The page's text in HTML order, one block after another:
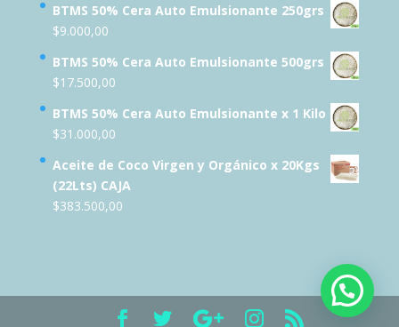
BTMS 50% Cera Auto Emulsionante 250grs
$9.000,00
BTMS 50% Cera Auto Emulsionante 500grs
$17.500,00
BTMS 50% Cera Auto Emulsionante x 1 Kilo
$31.000,00
Aceite de Coco Virgen y Orgánico x 20Kgs
(22Lts) CAJA
$383.500,00